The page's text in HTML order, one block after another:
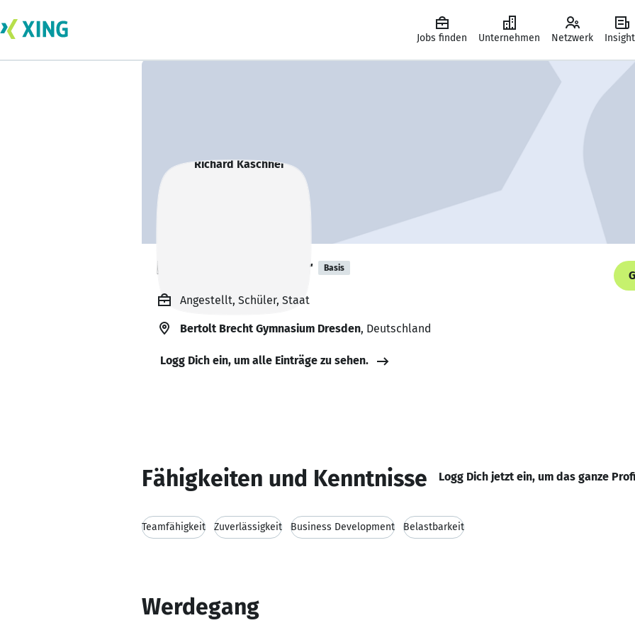
Jobs finden Unternehmen Netzwerk
Richard Kaschner Basis
Angestellt, Schüler, Staat
Bertolt Brecht Gymnasium Dresden, Deutschland
Logg Dich ein, um alle Einträge zu sehen.
Fähigkeiten und Kenntnisse Logg Dich jetzt ein, um das ganze
Teamfähigkeit Zuverlässigkeit Business Development Belastbarkeit
Werdegang